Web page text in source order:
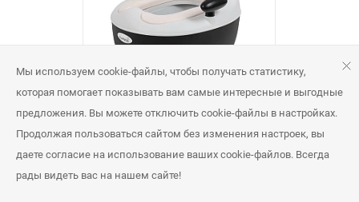
крышкой Farfello A3
Розничная цена
1 750 руб
Мы используем cookie-файлы, чтобы получать статистику,
которая помогает показывать вам самые интересные и выгодные
предложения. Вы можете отключить cookie-файлы в настройках.
Продолжая пользоваться сайтом без изменения настроек, вы
даете согласие на использование ваших cookie-файлов. Всегда
рады видеть вас на нашем сайте!